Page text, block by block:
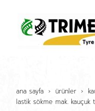
ana sayfa ürünler
lasti̇k sökme mak. kauçuk